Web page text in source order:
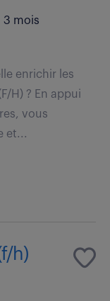
3 mois
enrichir les
H) ? En appui
vous
et...
h)